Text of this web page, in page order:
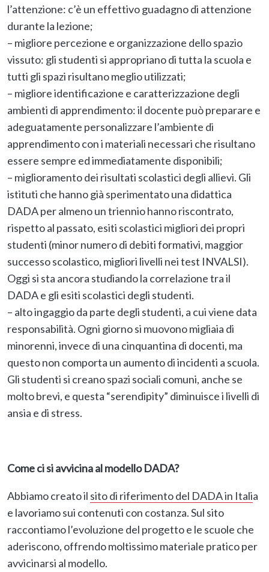
l’attenzione: c’è un effettivo guadagno di attenzione
durante la lezione;
– migliore percezione e organizzazione dello spazio
vissuto: gli studenti si appropriano di tutta la scuola e
tutti gli spazi risultano meglio utilizzati;
– migliore identificazione e caratterizzazione degli
ambienti di apprendimento: il docente può preparare e
adeguatamente personalizzare l’ambiente di
apprendimento con i materiali necessari che risultano
essere sempre ed immediatamente disponibili;
– miglioramento dei risultati scolastici degli allievi. Gli
istituti che hanno già sperimentato una didattica
DADA per almeno un triennio hanno riscontrato,
rispetto al passato, esiti scolastici migliori dei propri
studenti (minor numero di debiti formativi, maggior
successo scolastico, migliori livelli nei test INVALSI).
Oggi si sta ancora studiando la correlazione tra il
DADA e gli esiti scolastici degli studenti.
– alto ingaggio da parte degli studenti, a cui viene data
responsabilità. Ogni giorno si muovono migliaia di
minorenni, invece di una cinquantina di docenti, ma
questo non comporta un aumento di incidenti a scuola.
Gli studenti si creano spazi sociali comuni, anche se
molto brevi, e questa “serendipity” diminuisce i livelli di
ansia e di stress.
Come ci si avvicina al modello DADA?
Abbiamo creato il sito di riferimento del DADA in Italia
e lavoriamo sui contenuti con costanza. Sul sito
raccontiamo l’evoluzione del progetto e le scuole che
aderiscono, offrendo moltissimo materiale pratico per
avvicinarsi al modello.